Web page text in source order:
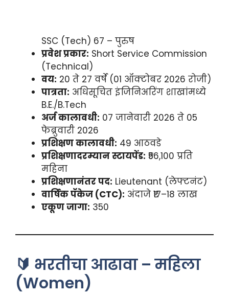
SSC (Tech) 67 – पुरुष
प्रवेश प्रकार: Short Service Commission
(Technical)
वय: 20 ते 27 वर्षे (01 ऑक्टोबर 2026 रोजी)
पात्रता: अधिसूचित इंजिनिअरिंग शाखांमध्ये
B.E./B.Tech
अर्ज कालावधी: 07 जानेवारी 2026 ते 05
फेब्रुवारी 2026
प्रशिक्षण कालावधी: 49 आठवडे
प्रशिक्षणादरम्यान स्टायपेंड: ₹56,100 प्रति
महिना
प्रशिक्षणानंतर पद: Lieutenant (लेफ्टनंट)
वार्षिक पॅकेज (CTC): अंदाजे ₹17–18 लाख
एकूण जागा: 350
🔰 भरतीचा आढावा – महिला
(Women)